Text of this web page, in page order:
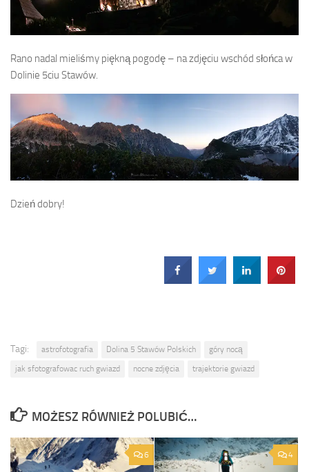
Rano nadal mieliśmy piękną pogodę – na zdjęciu wschód słońca w
Dolinie 5ciu Stawów.
Dzień dobry!
Tagi: astrofotografia Dolina 5 Stawów Polskich
góry nocą
jak sfotografowac ruch gwiazd
nocne zdjęcia trajektorie gwiazd
MOŻESZ RÓWNIEŻ POLUBIĆ…
6 4